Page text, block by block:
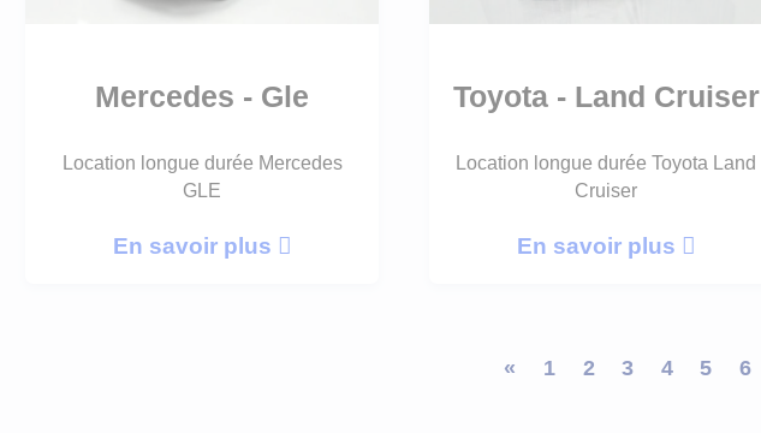
Mercedes - Gle
Location longue durée Mercedes
GLE
En savoir plus
Toyota - Land Cruiser
Location longue durée Toyota Land
Cruiser
En savoir plus
« 1 2 3 4 5 6